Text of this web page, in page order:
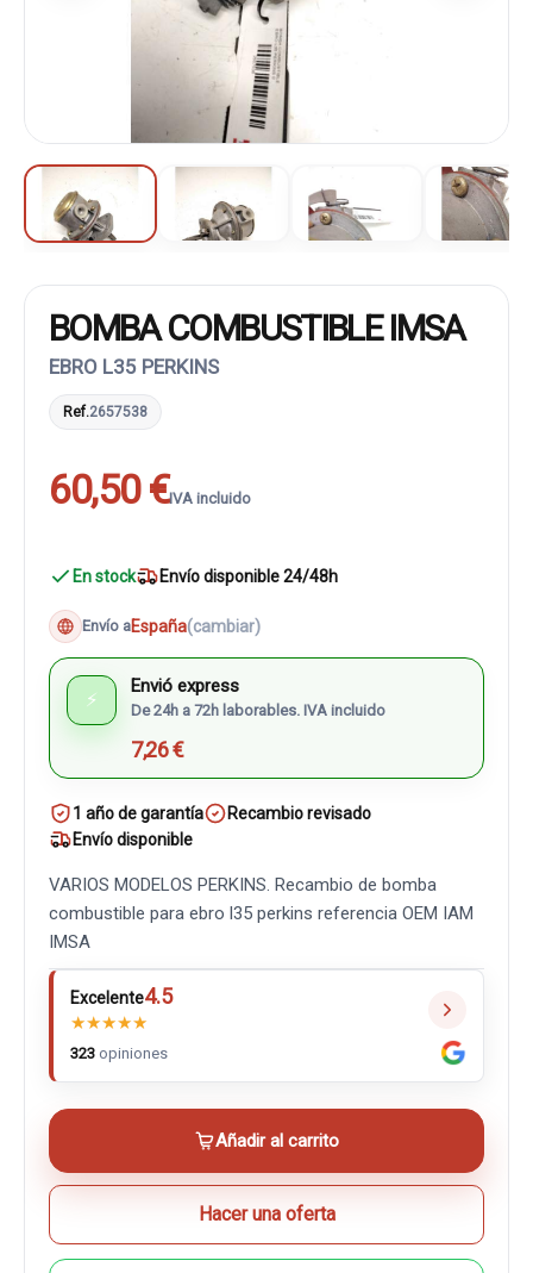
BOMBA COMBUSTIBLE IMSA
EBRO L35 PERKINS
Ref.2657538
60,50 €IVA incluido
En stock Envío disponible 24/48h
Envío aEspaña(cambiar)
⚡
Envió express
De 24h a 72h laborables. IVA incluido
7,26 €
1 año de garantía
Recambio revisado
Envío disponible
VARIOS MODELOS PERKINS. Recambio de bomba
combustible para ebro l35 perkins referencia OEM IAM
IMSA
Excelente4.5
★★★★★
323 opiniones
Añadir al carrito
Hacer una oferta